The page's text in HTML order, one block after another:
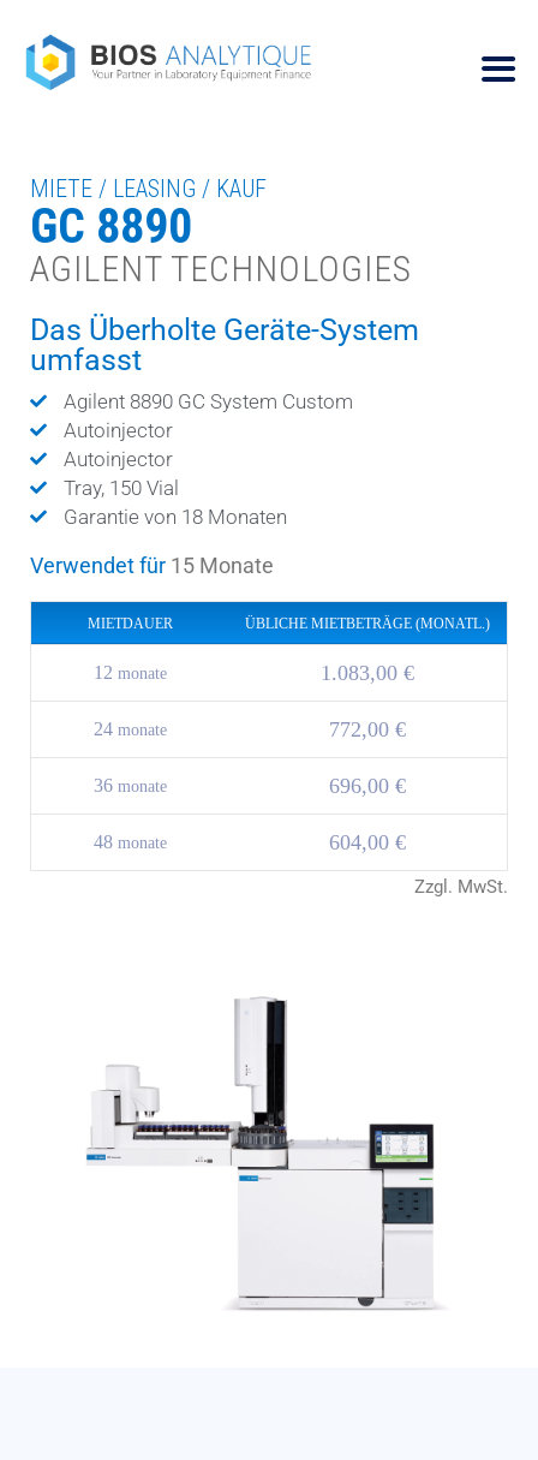
MIETE / LEASING / KAUF
GC 8890
AGILENT TECHNOLOGIES
Das Überholte Geräte-System
umfasst
Agilent 8890 GC System Custom
Autoinjector
Autoinjector
Tray, 150 Vial
Garantie von 18 Monaten
Verwendet für 15 Monate
MIETDAUER ÜBLICHE MIETBETRÄGE (MONATL.)
12 monate 1.083,00 €
24 monate 772,00 €
36 monate 696,00 €
48 monate 604,00 €
Zzgl. MwSt.